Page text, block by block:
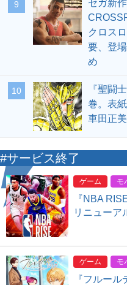
9
セガ新
クロス
要、登
め
10
『聖闘
巻。表
車田正
#サービス終了
ゲーム モ
『NBA
リニューア
ゲーム モ
『フルー